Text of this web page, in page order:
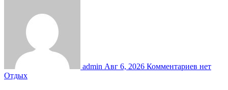
admin Авг 6, 2026 Комментариев нет
Отдых